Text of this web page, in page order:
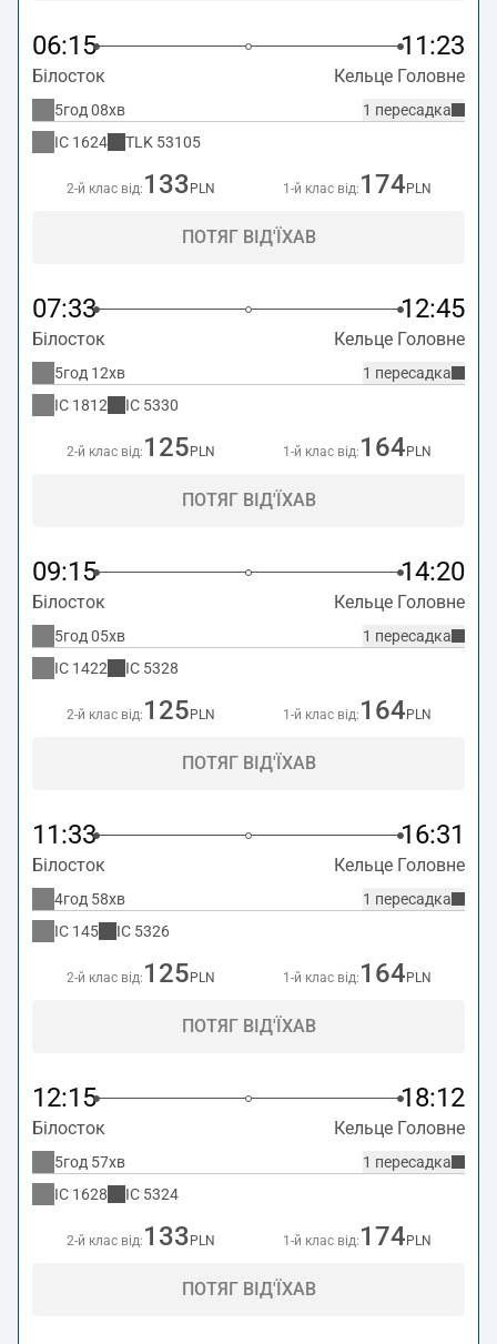
06:15 11:23
Білосток Кельце Головне
1 пересадка
5год 08хв
IC 1624 TLK 53105
2-й клас від: 133 PLN 1-й клас від: 174 PLN
ПОТЯГ ВІД'ЇХАВ
07:33 12:45
Білосток Кельце Головне
1 пересадка
5год 12хв
IC 1812 IC 5330
2-й клас від: 125 PLN 1-й клас від: 164 PLN
ПОТЯГ ВІД'ЇХАВ
09:15 14:20
Білосток Кельце Головне
1 пересадка
5год 05хв
IC 1422 IC 5328
2-й клас від: 125 PLN 1-й клас від: 164 PLN
ПОТЯГ ВІД'ЇХАВ
11:33 16:31
Білосток Кельце Головне
1 пересадка
4год 58хв
IC 145 IC 5326
2-й клас від: 125 PLN 1-й клас від: 164 PLN
ПОТЯГ ВІД'ЇХАВ
12:15 18:12
Білосток Кельце Головне
1 пересадка
5год 57хв
IC 1628 IC 5324
2-й клас від: 133 PLN 1-й клас від: 174 PLN
ПОТЯГ ВІД'ЇХАВ